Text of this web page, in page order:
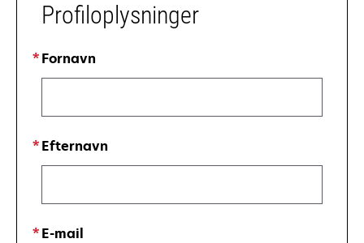
Profiloplysninger
Fornavn
Efternavn
E-mail